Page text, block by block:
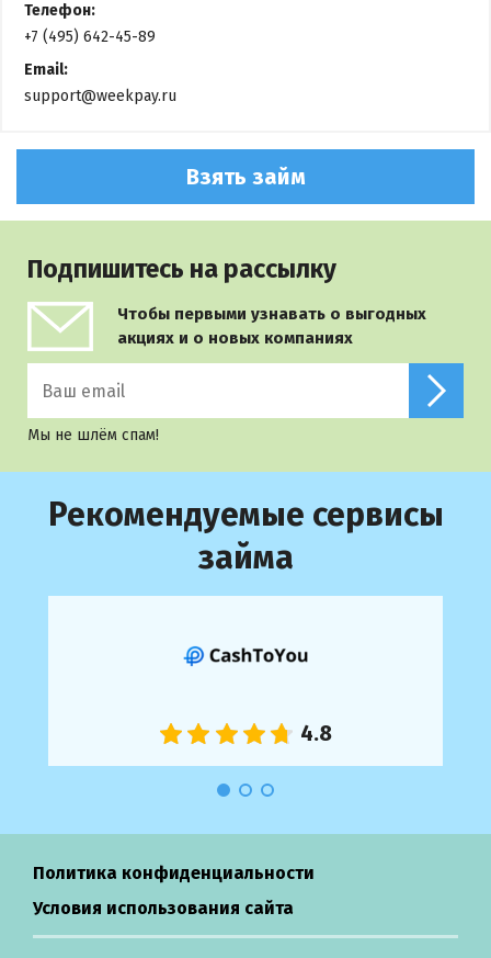
Телефон:
+7 (495) 642-45-89
Email:
support@weekpay.ru
Взять займ
Подпишитесь на рассылку
Чтобы первыми узнавать о выгодных
акциях и о новых компаниях
Мы не шлём спам!
Рекомендуемые сервисы
займа
Политика конфиденциальности
Условия использования сайта